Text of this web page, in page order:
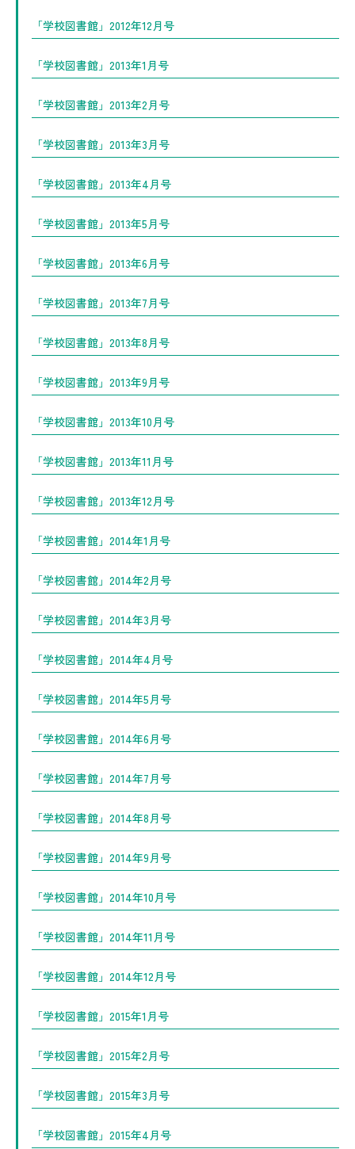
「学校図書館」2012年12月号
「学校図書館」2013年1月号
「学校図書館」2013年2月号
「学校図書館」2013年3月号
「学校図書館」2013年4月号
「学校図書館」2013年5月号
「学校図書館」2013年6月号
「学校図書館」2013年7月号
「学校図書館」2013年8月号
「学校図書館」2013年9月号
「学校図書館」2013年10月号
「学校図書館」2013年11月号
「学校図書館」2013年12月号
「学校図書館」2014年1月号
「学校図書館」2014年2月号
「学校図書館」2014年3月号
「学校図書館」2014年4月号
「学校図書館」2014年5月号
「学校図書館」2014年6月号
「学校図書館」2014年7月号
「学校図書館」2014年8月号
「学校図書館」2014年9月号
「学校図書館」2014年10月号
「学校図書館」2014年11月号
「学校図書館」2014年12月号
「学校図書館」2015年1月号
「学校図書館」2015年2月号
「学校図書館」2015年3月号
「学校図書館」2015年4月号